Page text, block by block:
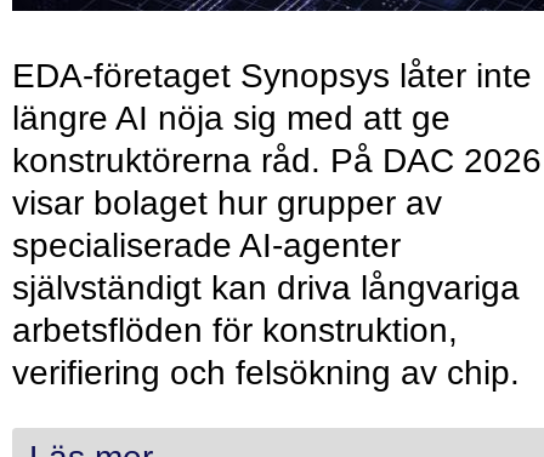
EDA-företaget Synopsys låter inte
längre AI nöja sig med att ge
konstruktörerna råd. På DAC 2026
visar bolaget hur grupper av
specialiserade AI-agenter
självständigt kan driva långvariga
arbetsflöden för konstruktion,
verifiering och felsökning av chip.